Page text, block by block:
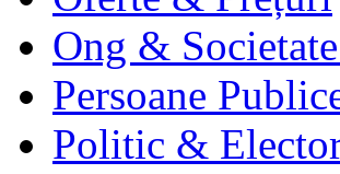
Ong &
Persoane
Politic &